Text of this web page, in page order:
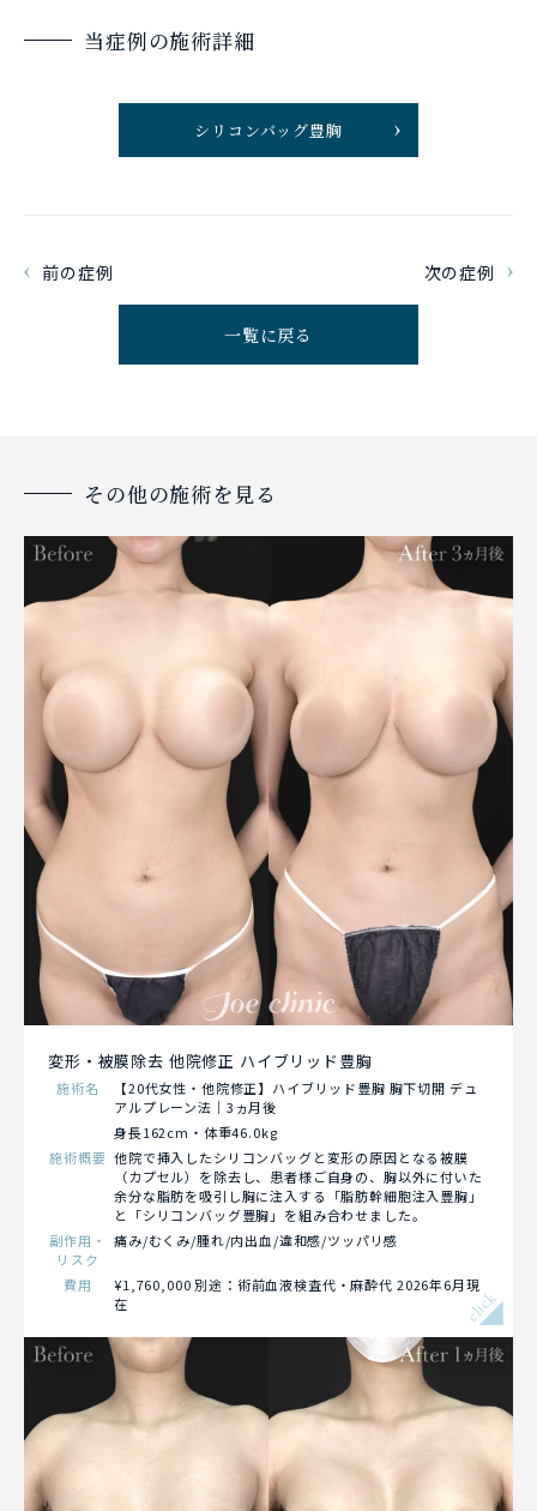
当症例の施術詳細
シリコンバッグ豊胸
前の症例 次の症例
一覧に戻る
その他の施術を見る
変形・被膜除去 他院修正 ハイブリッド豊胸
施術名
【20代女性・他院修正】ハイブリッド豊胸 胸下切開 デュ
アルプレーン法｜3ヵ月後
身長162cm・体重46.0kg
施術概要 他院で挿入したシリコンバッグと変形の原因となる被膜
（カプセル）を除去し、患者様ご自身の、胸以外に付いた
余分な脂肪を吸引し胸に注入する「脂肪幹細胞注入豊胸」
と「シリコンバッグ豊胸」を組み合わせました。
副作用・
リスク
痛み/むくみ/腫れ/内出血/違和感/ツッパリ感
費用
¥1,760,000 別途：術前血液検査代・麻酔代 2026年6月現
在
click